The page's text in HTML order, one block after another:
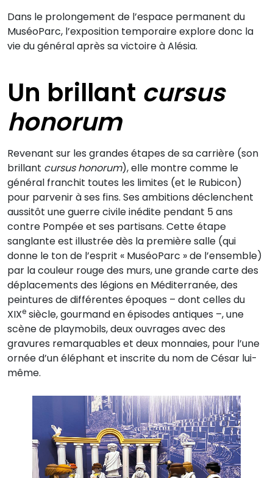
Dans le prolongement de l’espace permanent du
MuséoParc, l’exposition temporaire explore donc la
vie du général après sa victoire à Alésia.
Un brillant cursus
honorum
Revenant sur les grandes étapes de sa carrière (son
brillant cursus honorum), elle montre comme le
général franchit toutes les limites (et le Rubicon)
pour parvenir à ses fins. Ses ambitions déclenchent
aussitôt une guerre civile inédite pendant 5 ans
contre Pompée et ses partisans. Cette étape
sanglante est illustrée dès la première salle (qui
donne le ton de l’esprit « MuséoParc » de l’ensemble)
par la couleur rouge des murs, une grande carte des
déplacements des légions en Méditerranée, des
peintures de différentes époques – dont celles du
XIXe siècle, gourmand en épisodes antiques –, une
scène de playmobils, deux ouvrages avec des
gravures remarquables et deux monnaies, pour l’une
ornée d’un éléphant et inscrite du nom de César lui-
même.